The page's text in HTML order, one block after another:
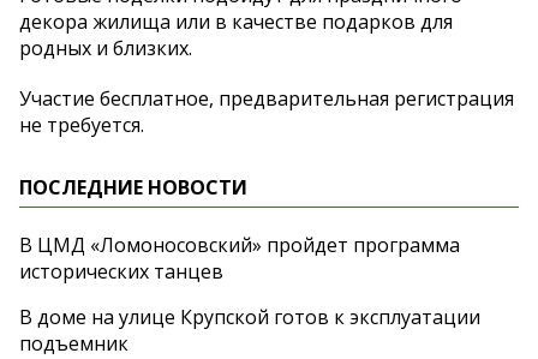
декора жилища или в качестве подарков для
родных и близких.
Участие бесплатное, предварительная регистрация
не требуется.
ПОСЛЕДНИЕ НОВОСТИ
В ЦМД «Ломоносовский» пройдет программа
исторических танцев
В доме на улице Крупской готов к эксплуатации
подъемник